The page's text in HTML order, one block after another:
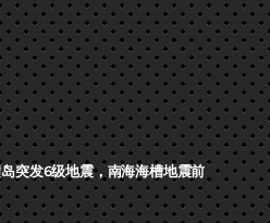
突发6级地震，南海海槽地震前